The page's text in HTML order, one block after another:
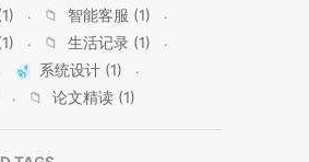
📁
智能客服 (1)
📁
生活记录 (1)
系统设计 (1)
📁 论文精读 (1)